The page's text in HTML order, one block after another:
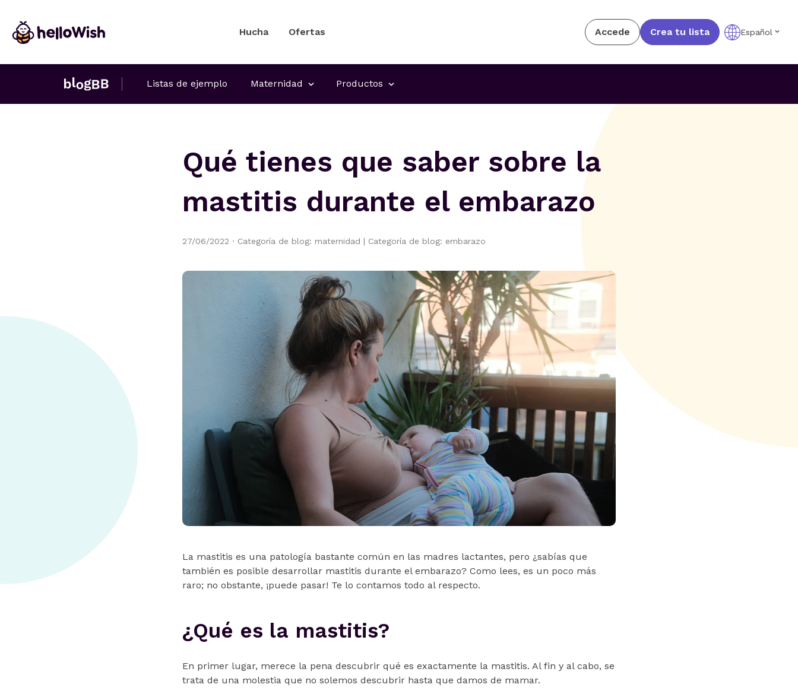
Hucha Ofertas Accede Crea tu lista Español
Listas de ejemplo Maternidad Productos
Qué tienes que saber sobre la
mastitis durante el embarazo
27/06/2022 · Categoría de blog: maternidad | Categoría de blog: embarazo
La mastitis es una patología bastante común en las madres lactantes, pero ¿sabías que
también es posible desarrollar mastitis durante el embarazo? Como lees, es un poco más
raro; no obstante, ¡puede pasar! Te lo contamos todo al respecto.
¿Qué es la mastitis?
En primer lugar, merece la pena descubrir qué es exactamente la mastitis. Al fin y al cabo, se
trata de una molestia que no solemos descubrir hasta que damos de mamar.